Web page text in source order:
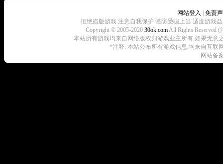
网站登入
免责
拒绝盗版游戏 注意自我保护 谨防受骗上当 适度游戏
Copyright © 2005-2020 30ok.comAll Rights Reserved
本站所有游戏均来自网络版权归游戏业主所有,如果无意
*注释: 本站公布所有游戏信息,均来自互联
网站备